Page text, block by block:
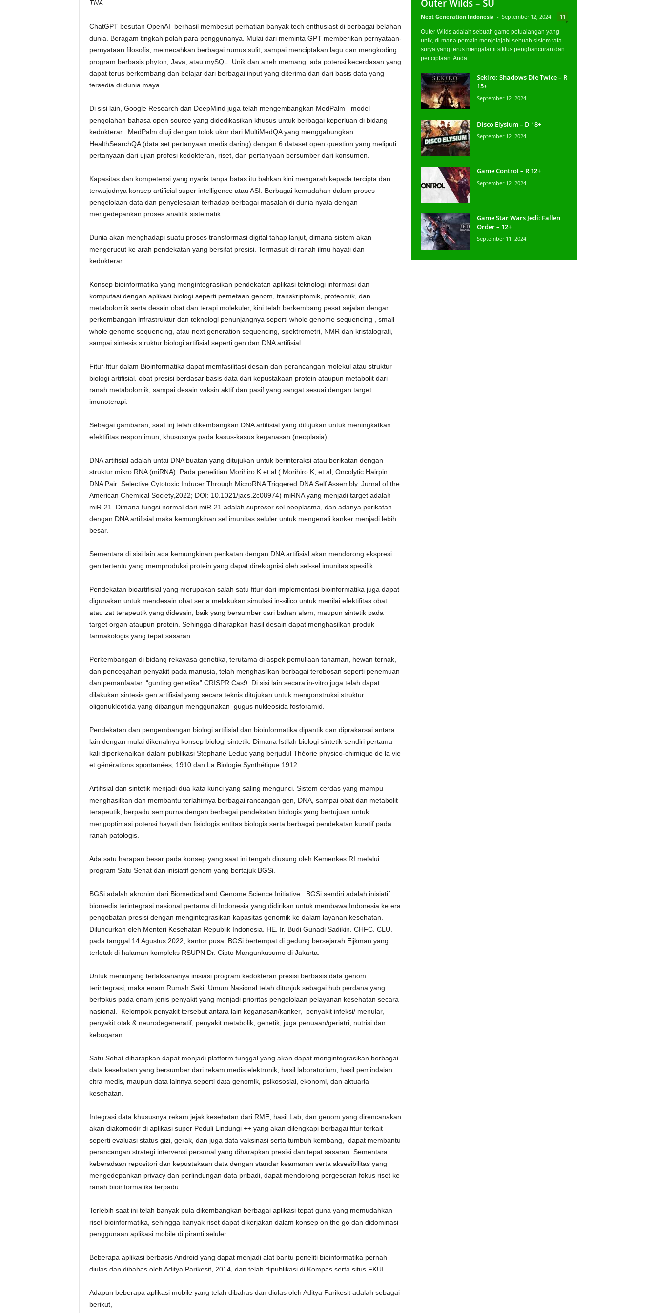
TNA
ChatGPT besutan OpenAI berhasil membesut perhatian banyak tech enthusiast di berbagai belahan
dunia. Beragam tingkah polah para penggunanya. Mulai dari meminta GPT memberikan pernyataan-
pernyataan filosofis, memecahkan berbagai rumus sulit, sampai menciptakan lagu dan mengkoding
program berbasis phyton, Java, atau mySQL. Unik dan aneh memang, ada potensi kecerdasan yang
dapat terus berkembang dan belajar dari berbagai input yang diterima dan dari basis data yang
tersedia di dunia maya.
Di sisi lain, Google Research dan DeepMind juga telah mengembangkan MedPalm , model
pengolahan bahasa open source yang didedikasikan khusus untuk berbagai keperluan di bidang
kedokteran. MedPalm diuji dengan tolok ukur dari MultiMedQA yang menggabungkan
HealthSearchQA (data set pertanyaan medis daring) dengan 6 dataset open question yang meliputi
pertanyaan dari ujian profesi kedokteran, riset, dan pertanyaan bersumber dari konsumen.
Kapasitas dan kompetensi yang nyaris tanpa batas itu bahkan kini mengarah kepada tercipta dan
terwujudnya konsep artificial super intelligence atau ASI. Berbagai kemudahan dalam proses
pengelolaan data dan penyelesaian terhadap berbagai masalah di dunia nyata dengan
mengedepankan proses analitik sistematik.
Dunia akan menghadapi suatu proses transformasi digital tahap lanjut, dimana sistem akan
mengerucut ke arah pendekatan yang bersifat presisi. Termasuk di ranah ilmu hayati dan
kedokteran.
Konsep bioinformatika yang mengintegrasikan pendekatan aplikasi teknologi informasi dan
komputasi dengan aplikasi biologi seperti pemetaan genom, transkriptomik, proteomik, dan
metabolomik serta desain obat dan terapi molekuler, kini telah berkembang pesat sejalan dengan
perkembangan infrastruktur dan teknologi penunjangnya seperti whole genome sequencing , small
whole genome sequencing, atau next generation sequencing, spektrometri, NMR dan kristalografi,
sampai sintesis struktur biologi artifisial seperti gen dan DNA artifisial.
Fitur-fitur dalam Bioinformatika dapat memfasilitasi desain dan perancangan molekul atau struktur
biologi artifisial, obat presisi berdasar basis data dari kepustakaan protein ataupun metabolit dari
ranah metabolomik, sampai desain vaksin aktif dan pasif yang sangat sesuai dengan target
imunoterapi.
Sebagai gambaran, saat inj telah dikembangkan DNA artifisial yang ditujukan untuk meningkatkan
efektifitas respon imun, khususnya pada kasus-kasus keganasan (neoplasia).
DNA artifisial adalah untai DNA buatan yang ditujukan untuk berinteraksi atau berikatan dengan
struktur mikro RNA (miRNA). Pada penelitian Morihiro K et al ( Morihiro K, et al, Oncolytic Hairpin
DNA Pair: Selective Cytotoxic Inducer Through MicroRNA Triggered DNA Self Assembly. Jurnal of the
American Chemical Society,2022; DOI: 10.1021/jacs.2c08974) miRNA yang menjadi target adalah
miR-21. Dimana fungsi normal dari miR-21 adalah supresor sel neoplasma, dan adanya perikatan
dengan DNA artifisial maka kemungkinan sel imunitas seluler untuk mengenali kanker menjadi lebih
besar.
Sementara di sisi lain ada kemungkinan perikatan dengan DNA artifisial akan mendorong ekspresi
gen tertentu yang memproduksi protein yang dapat direkognisi oleh sel-sel imunitas spesifik.
Pendekatan bioartifisial yang merupakan salah satu fitur dari implementasi bioinformatika juga dapat
digunakan untuk mendesain obat serta melakukan simulasi in-silico untuk menilai efektifitas obat
atau zat terapeutik yang didesain, baik yang bersumber dari bahan alam, maupun sintetik pada
target organ ataupun protein. Sehingga diharapkan hasil desain dapat menghasilkan produk
farmakologis yang tepat sasaran.
Perkembangan di bidang rekayasa genetika, terutama di aspek pemuliaan tanaman, hewan ternak,
dan pencegahan penyakit pada manusia, telah menghasilkan berbagai terobosan seperti penemuan
dan pemanfaatan “gunting genetika” CRISPR Cas9. Di sisi lain secara in-vitro juga telah dapat
dilakukan sintesis gen artifisial yang secara teknis ditujukan untuk mengonstruksi struktur
oligonukleotida yang dibangun menggunakan gugus nukleosida fosforamid.
Pendekatan dan pengembangan biologi artifisial dan bioinformatika dipantik dan diprakarsai antara
lain dengan mulai dikenalnya konsep biologi sintetik. Dimana Istilah biologi sintetik sendiri pertama
kali diperkenalkan dalam publikasi Stéphane Leduc yang berjudul Théorie physico-chimique de la vie
et générations spontanées, 1910 dan La Biologie Synthétique 1912.
Artifisial dan sintetik menjadi dua kata kunci yang saling mengunci. Sistem cerdas yang mampu
menghasilkan dan membantu terlahirnya berbagai rancangan gen, DNA, sampai obat dan metabolit
terapeutik, berpadu sempurna dengan berbagai pendekatan biologis yang bertujuan untuk
mengoptimasi potensi hayati dan fisiologis entitas biologis serta berbagai pendekatan kuratif pada
ranah patologis.
Ada satu harapan besar pada konsep yang saat ini tengah diusung oleh Kemenkes RI melalui
program Satu Sehat dan inisiatif genom yang bertajuk BGSi.
BGSi adalah akronim dari Biomedical and Genome Science Initiative. BGSi sendiri adalah inisiatif
biomedis terintegrasi nasional pertama di Indonesia yang didirikan untuk membawa Indonesia ke era
pengobatan presisi dengan mengintegrasikan kapasitas genomik ke dalam layanan kesehatan.
Diluncurkan oleh Menteri Kesehatan Republik Indonesia, HE. Ir. Budi Gunadi Sadikin, CHFC, CLU,
pada tanggal 14 Agustus 2022, kantor pusat BGSi bertempat di gedung bersejarah Eijkman yang
terletak di halaman kompleks RSUPN Dr. Cipto Mangunkusumo di Jakarta.
Untuk menunjang terlaksananya inisiasi program kedokteran presisi berbasis data genom
terintegrasi, maka enam Rumah Sakit Umum Nasional telah ditunjuk sebagai hub perdana yang
berfokus pada enam jenis penyakit yang menjadi prioritas pengelolaan pelayanan kesehatan secara
nasional. Kelompok penyakit tersebut antara lain keganasan/kanker, penyakit infeksi/ menular,
penyakit otak & neurodegeneratif, penyakit metabolik, genetik, juga penuaan/geriatri, nutrisi dan
kebugaran.
Satu Sehat diharapkan dapat menjadi platform tunggal yang akan dapat mengintegrasikan berbagai
data kesehatan yang bersumber dari rekam medis elektronik, hasil laboratorium, hasil pemindaian
citra medis, maupun data lainnya seperti data genomik, psikososial, ekonomi, dan aktuaria
kesehatan.
Integrasi data khususnya rekam jejak kesehatan dari RME, hasil Lab, dan genom yang direncanakan
akan diakomodir di aplikasi super Peduli Lindungi ++ yang akan dilengkapi berbagai fitur terkait
seperti evaluasi status gizi, gerak, dan juga data vaksinasi serta tumbuh kembang, dapat membantu
perancangan strategi intervensi personal yang diharapkan presisi dan tepat sasaran. Sementara
keberadaan repositori dan kepustakaan data dengan standar keamanan serta aksesibilitas yang
mengedepankan privacy dan perlindungan data pribadi, dapat mendorong pergeseran fokus riset ke
ranah bioinformatika terpadu.
Terlebih saat ini telah banyak pula dikembangkan berbagai aplikasi tepat guna yang memudahkan
riset bioinformatika, sehingga banyak riset dapat dikerjakan dalam konsep on the go dan didominasi
penggunaan aplikasi mobile di piranti seluler.
Beberapa aplikasi berbasis Android yang dapat menjadi alat bantu peneliti bioinformatika pernah
diulas dan dibahas oleh Aditya Parikesit, 2014, dan telah dipublikasi di Kompas serta situs FKUI.
Adapun beberapa aplikasi mobile yang telah dibahas dan diulas oleh Aditya Parikesit adalah sebagai
berikut,
Outer Wilds – SU
Next Generation Indonesia - September 12, 2024 11
Outer Wilds adalah sebuah game petualangan yang
unik, di mana pemain menjelajahi sebuah sistem tata
surya yang terus mengalami siklus penghancuran dan
penciptaan. Anda...
Sekiro: Shadows Die Twice – R
15+
September 12, 2024
Disco Elysium – D 18+
September 12, 2024
Game Control – R 12+
September 12, 2024
Game Star Wars Jedi: Fallen
Order – 12+
September 11, 2024